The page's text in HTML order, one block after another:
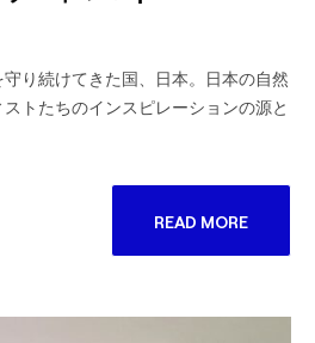
トたちのインスピレーションの源と
READ MORE